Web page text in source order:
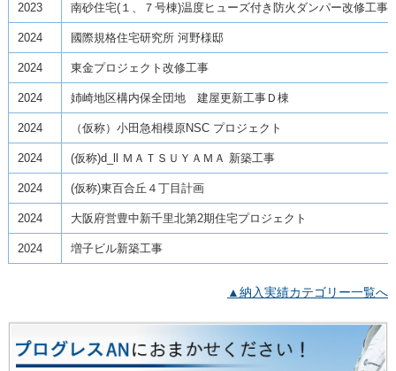
2023 南砂住宅(１、７号棟)温度ヒューズ付き防火ダンパー改修工事
2024 國際規格住宅研究所 河野様邸
2024 東金プロジェクト改修工事
2024 姉崎地区構内保全団地 建屋更新工事Ｄ棟
2024 （仮称）小田急相模原NSC プロジェクト
2024 (仮称)d_ll ＭＡＴＳＵＹＡＭＡ 新築工事
2024 (仮称)東百合丘４丁目計画
2024 大阪府営豊中新千里北第2期住宅プロジェクト
2024 増子ビル新築工事
▲納入実績カテゴリー一覧へ